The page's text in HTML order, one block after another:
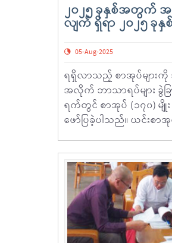
၂၀၂၅ ခုနှစ်အတွက် အ
လျက် ရှိရာ ၂၀၂၅ ခု
05-Aug-2025
ရရှိလာသည့် စာအုပ်များကို
အလိုက် ဘာသာရပ်များ ခွဲ
ရက်တွင် စာအုပ် (၁၇၀) မျို
ဖော်ပြခဲ့ပါသည်။ ယင်းစာ